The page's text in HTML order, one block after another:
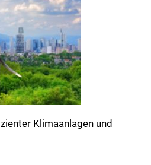
Klimaanlagen und